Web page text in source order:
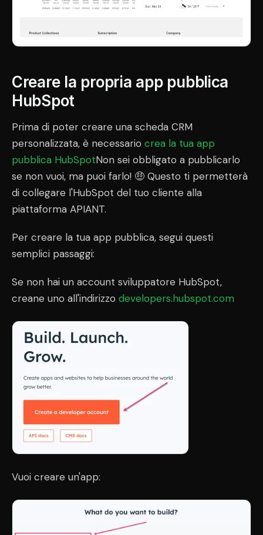
Creare la propria app pubblica
HubSpot
Prima di poter creare una scheda CRM
personalizzata, è necessario crea la tua app
pubblica HubSpotNon sei obbligato a pubblicarlo
se non vuoi, ma puoi farlo! 🤑 Questo ti permetterà
di collegare l'HubSpot del tuo cliente alla
piattaforma APIANT.
Per creare la tua app pubblica, segui questi
semplici passaggi:
Se non hai un account sviluppatore HubSpot,
creane uno all'indirizzo developers.hubspot.com
Vuoi creare un'app: